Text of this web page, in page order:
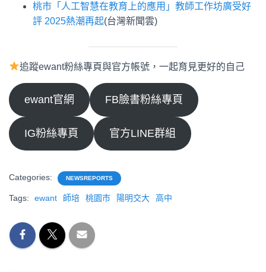
桃市「人工智慧在教育上的應用」教師工作坊廣受好
評 2025熱潮再起(台灣新聞雲)
追蹤ewant粉絲專頁與官方帳號，一起育見更好的自己
ewant官網 FB臉書粉絲專頁
IG粉絲專頁 官方LINE群組
Categories: NEWSREPORTS
Tags: ewant 師培 桃園市 陽明交大 高中